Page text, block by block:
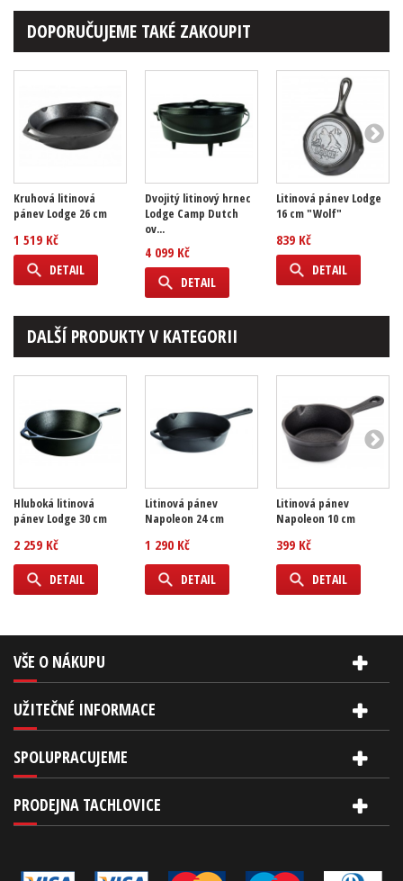
DOPORUČUJEME TAKÉ ZAKOUPIT
Kruhová litinová
pánev Lodge 26 cm
1 519 Kč
DETAIL
Dvojitý litinový hrnec
Lodge Camp Dutch
ov...
4 099 Kč
DETAIL
Litinová pánev Lodge
16 cm "Wolf"
839 Kč
DETAIL
DALŠÍ PRODUKTY V KATEGORII
Hluboká litinová
pánev Lodge 30 cm
2 259 Kč
DETAIL
Litinová pánev
Napoleon 24 cm
1 290 Kč
DETAIL
Litinová pánev
Napoleon 10 cm
399 Kč
DETAIL
VŠE O NÁKUPU
UŽITEČNÉ INFORMACE
SPOLUPRACUJEME
PRODEJNA TACHLOVICE